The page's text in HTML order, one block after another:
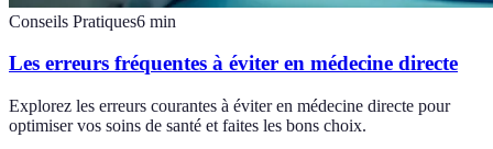
Conseils Pratiques6 min
Les erreurs fréquentes à éviter en médecine directe
Explorez les erreurs courantes à éviter en médecine directe pour
optimiser vos soins de santé et faites les bons choix.